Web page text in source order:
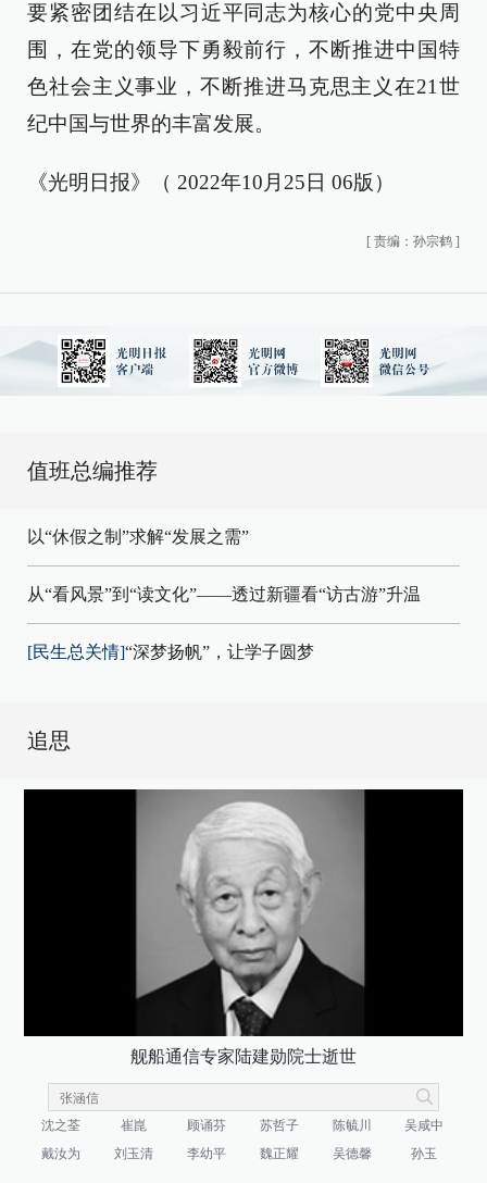
要紧密团结在以习近平同志为核心的党中央周
围，在党的领导下勇毅前行，不断推进中国特
色社会主义事业，不断推进马克思主义在21世
纪中国与世界的丰富发展。
《光明日报》（ 2022年10月25日 06版）
[ 责编：孙宗鹤 ]
值班总编推荐
以“休假之制”求解“发展之需”
从“看风景”到“读文化”——透过新疆看“访古游”升温
[民生总关情]“深梦扬帆”，让学子圆梦
追思
舰船通信专家陆建勋院士逝世
沈之荃 崔崑 顾诵芬 苏哲子 陈毓川
吴咸中
戴汝为
刘玉清 李幼平 魏正耀 吴德馨 孙玉